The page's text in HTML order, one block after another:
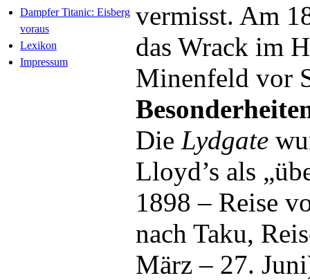
Dampfer Titanic: Eisberg
voraus
Lexikon
Impressum
vermisst. Am
das Wrack im
Minenfeld vor
Die Lydgate
Lloyd’s als
1898 – Reise
nach Taku,
März – 27.